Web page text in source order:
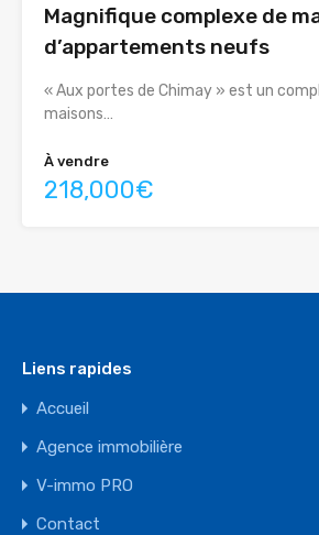
Magnifique complexe de
d’appartements neufs
« Aux portes de Chimay » est un
maisons…
À vendre
218,000€
Liens rapides
Accueil
Agence immobilière
V-immo PRO
Contact